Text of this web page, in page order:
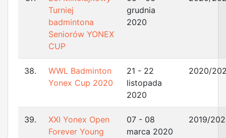
Turniej
badmintona
Seniorów YONEX
CUP
grudnia
2020
38.
WWL Badminton
Yonex Cup 2020
21 - 22
listopada
2020
2020/
39.
XXI Yonex Open
Forever Young
07 - 08
marca 2020
2019/